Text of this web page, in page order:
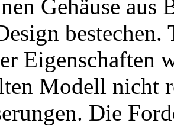
Gehäuse aus
Eigenschaften
Modell nicht
Die